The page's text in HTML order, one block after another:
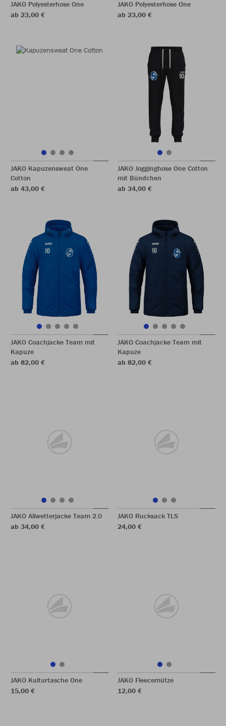
JAKO Polyesterhose One
ab 23,00 €
JAKO Polyesterhose One
ab 23,00 €
JAKO Kapuzensweat One
Cotton
ab 43,00 €
JAKO Jogginghose One Cotton
mit Bündchen
ab 34,00 €
JAKO Coachjacke Team mit
Kapuze
ab 82,00 €
JAKO Coachjacke Team mit
Kapuze
ab 82,00 €
JAKO Allwetterjacke Team 2.0
ab 34,00 €
JAKO Rucksack TLS
24,00 €
JAKO Kulturtasche One
15,00 €
JAKO Fleecemütze
12,00 €